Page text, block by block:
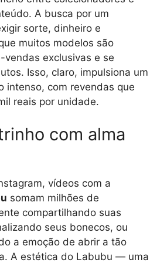
A busca por um
sorte, dinheiro e
muitos modelos são
vendas exclusivas e se
Isso, claro, impulsiona um
intenso, com revendas que
reais por unidade.
com alma
vídeos com a
somam milhões de
compartilhando suas
seus bonecos, ou
a emoção de abrir a tão
A estética do Labubu — uma